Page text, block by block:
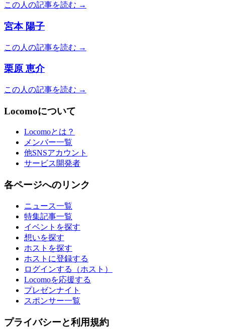
この人の記事を読む →
宮本 陽子
この人の記事を読む →
栗原 恵介
この人の記事を読む →
Locomoについて
Locomoとは？
メンバー一覧
他SNSアカウント
サービス開発者
各ページへのリンク
ニュース一覧
特集記事一覧
イベントを探す
想いを探す
ホストを探す
ホストに登録する
ログインする（ホスト）
Locomoを応援する
プレゼンナイト
スポンサー一覧
プライバシーと利用規約